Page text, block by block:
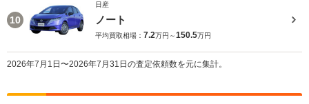
10
日産
ノート
平均買取相場： 7.2万円～150.5万円
2026年7月1日〜2026年7月31日の査定依頼数を元に集計。